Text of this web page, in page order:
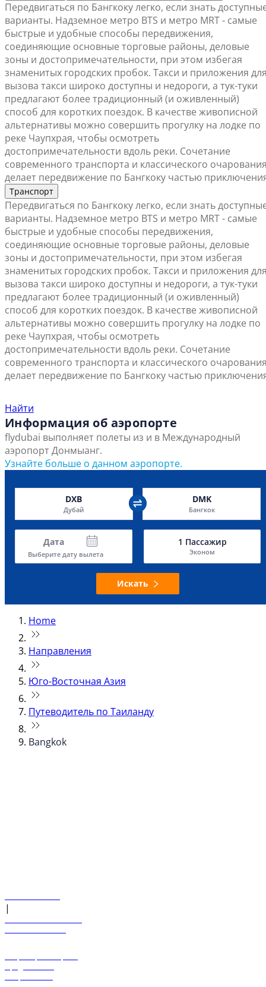
Передвигаться по Бангкоку легко, если знать
варианты. Надземное метро BTS и метро MRT - самые
быстрые и удобные способы передвижения,
соединяющие основные торговые районы, деловые
зоны и достопримечательности, при этом избегая
знаменитых городских пробок. Такси и приложения
вызова такси широко доступны и недороги, а тук-туки
предлагают более традиционный (и оживленный)
способ для коротких поездок. В качестве живописной
альтернативы можно совершить прогулку на лодке по
реке Чаупхрая, чтобы осмотреть
достопримечательности вдоль реки. Сочетание
современного транспорта и классического
делает передвижение по Бангкоку частью
Транспорт
Передвигаться по Бангкоку легко, если знать
варианты. Надземное метро BTS и метро MRT - самые
быстрые и удобные способы передвижения,
соединяющие основные торговые районы, деловые
зоны и достопримечательности, при этом избегая
знаменитых городских пробок. Такси и приложения
вызова такси широко доступны и недороги, а тук-туки
предлагают более традиционный (и оживленный)
способ для коротких поездок. В качестве живописной
альтернативы можно совершить прогулку на лодке по
реке Чаупхрая, чтобы осмотреть
достопримечательности вдоль реки. Сочетание
современного транспорта и классического
делает передвижение по Бангкоку частью
Найти
Информация об аэропорте
flydubai выполняет полеты из и в Международный
аэропорт Донмыанг.
Узнайте больше о данном аэропорте.
DXB
Дубай
DMK
Бангкок
Дата
Выберите дату вылета
1 Пассажир
Эконом
Искать
Home
Направления
Юго-Восточная Азия
Путеводитель по Таиланду
Bangkok
|